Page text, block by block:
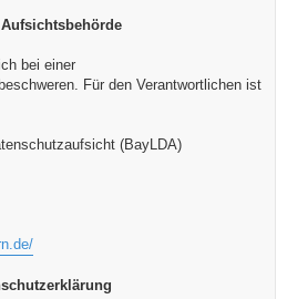
bei einer
Für den Verantwortlichen ist
(BayLDA)